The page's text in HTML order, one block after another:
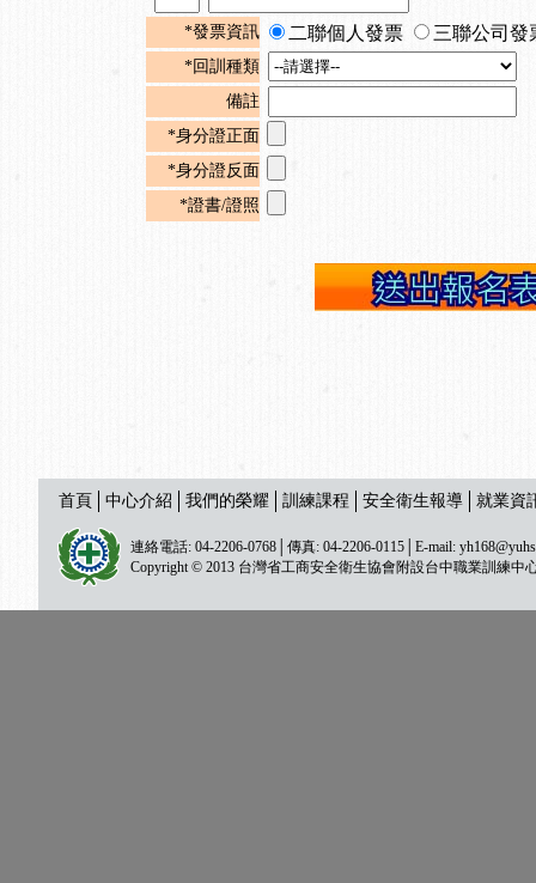
*發票資訊 二聯個人發票 三聯公司發
*回訓種類
備註
*身分證正面
*身分證反面
*證書/證照
首頁 中心介紹 我們的榮耀 訓練課程 安全衛生報導 就業資
連絡電話: 04-2206-0768│傳真: 04-2206-0115│E-mail:
Copyright © 2013 台灣省工商安全衛生協會附設台中職業訓練中